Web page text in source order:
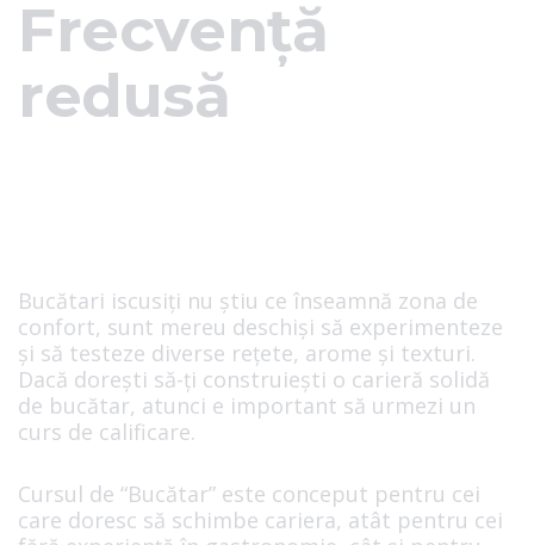
Frecvență
redusă
Bucătari iscusiți nu știu ce înseamnă zona de
confort, sunt mereu deschiși să experimenteze
și să testeze diverse rețete, arome și texturi.
Dacă dorești să-ți construiești o carieră solidă
de bucătar, atunci e important să urmezi un
curs de calificare.
Cursul de “Bucătar” este conceput pentru cei
care doresc să schimbe cariera, atât pentru cei